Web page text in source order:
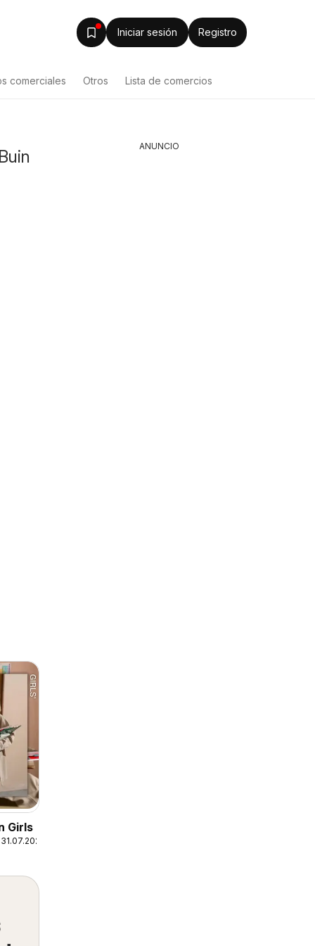
Iniciar sesión Registro
comerciales Otros Lista de comercios
Girls
ANUNCIO